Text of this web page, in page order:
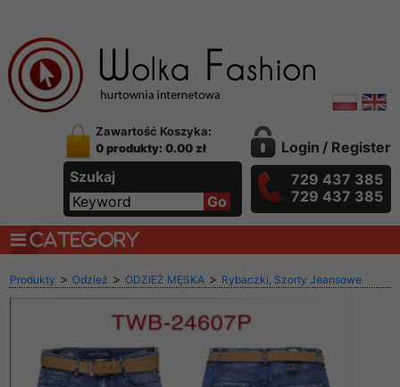
Zawartość Koszyka:
0 produkty: 0.00 zł
Szukaj
Login / Register
729 437 385
729 437 385
CATEGORY
Produkty > Odzież > ODZIEŻ MĘSKA > Rybaczki, Szorty Jeansowe